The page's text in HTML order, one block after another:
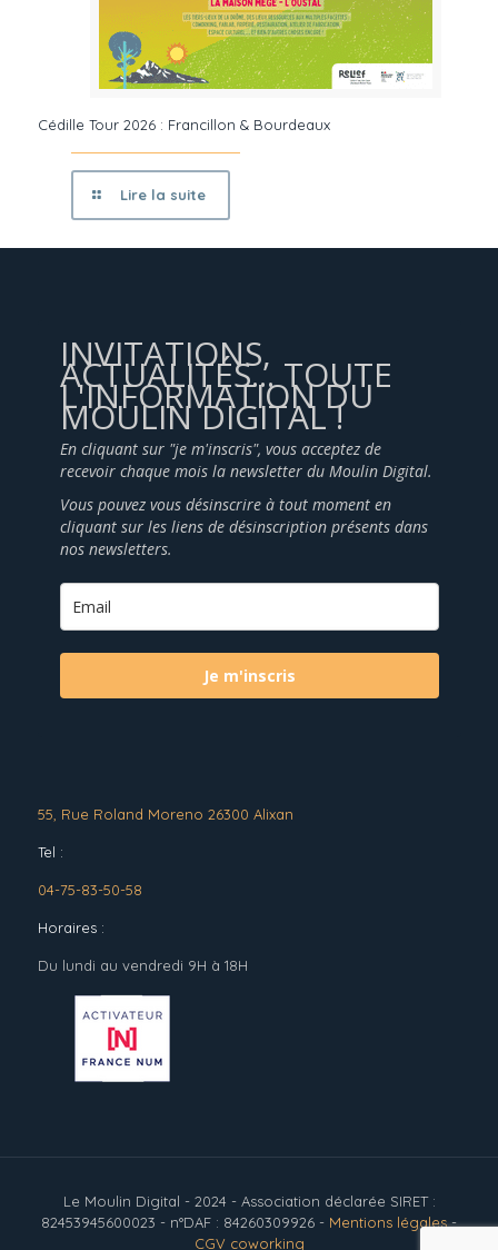
Cédille Tour 2026 : Francillon & Bourdeaux
Lire la suite
INVITATIONS,
ACTUALITÉS... TOUTE
L'INFORMATION DU
MOULIN DIGITAL !
En cliquant sur "je m'inscris", vous acceptez de
recevoir chaque mois la newsletter du Moulin Digital.
Vous pouvez vous désinscrire à tout moment en
cliquant sur les liens de désinscription présents dans
nos newsletters.
Je m'inscris
55, Rue Roland Moreno 26300 Alixan
Tel :
04-75-83-50-58
Horaires :
Du lundi au vendredi 9H à 18H
Le Moulin Digital - 2024 - Association déclarée SIRET :
82453945600023 - n°DAF : 84260309926 - Mentions légales-
CGV coworking